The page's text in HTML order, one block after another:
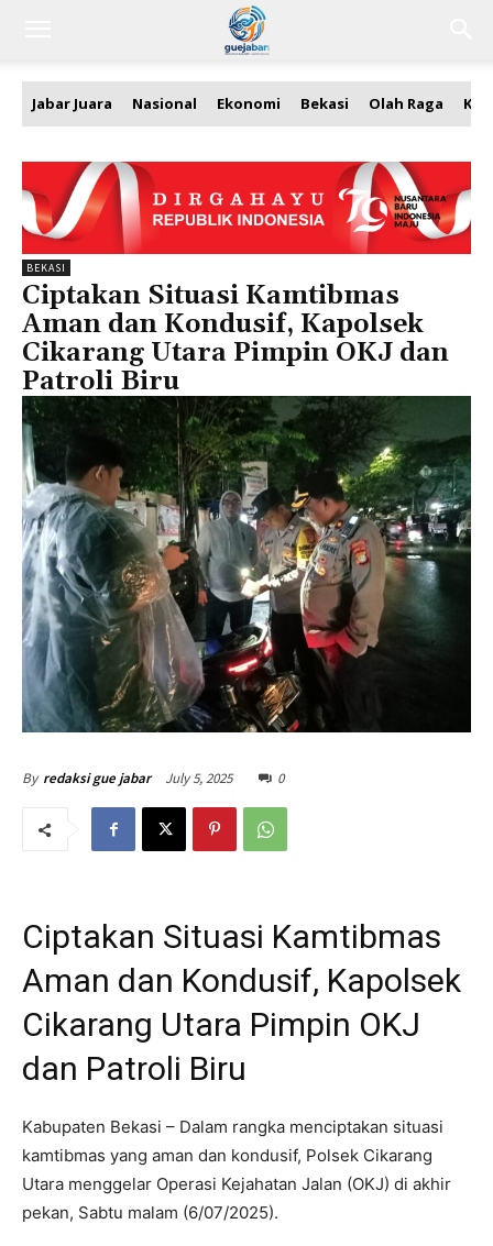
Jabar Juara Nasional Ekonomi Bekasi Olah Raga
BEKASI
Ciptakan Situasi Kamtibmas
Aman dan Kondusif, Kapolsek
Cikarang Utara Pimpin OKJ dan
Patroli Biru
By redaksi gue jabar July 5, 2025 0
Ciptakan Situasi Kamtibmas
Aman dan Kondusif, Kapolsek
Cikarang Utara Pimpin OKJ
dan Patroli Biru
Kabupaten Bekasi – Dalam rangka menciptakan situasi
kamtibmas yang aman dan kondusif, Polsek Cikarang
Utara menggelar Operasi Kejahatan Jalan (OKJ) di akhir
pekan, Sabtu malam (6/07/2025).